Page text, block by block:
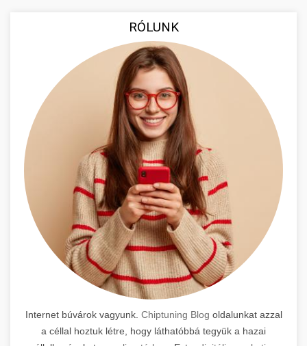
RÓLUNK
Internet búvárok vagyunk. Chiptuning Blog oldalunkat azzal
a céllal hoztuk létre, hogy láthatóbbá tegyük a hazai